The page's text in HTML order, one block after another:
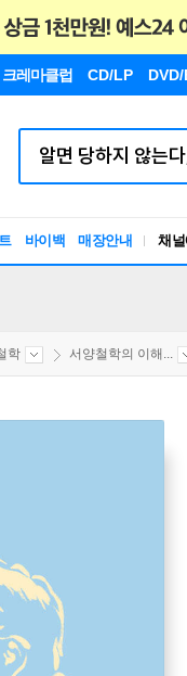
크레마클럽 CD/LP
바이백 매장안내 채
학 서양철학의 이해...